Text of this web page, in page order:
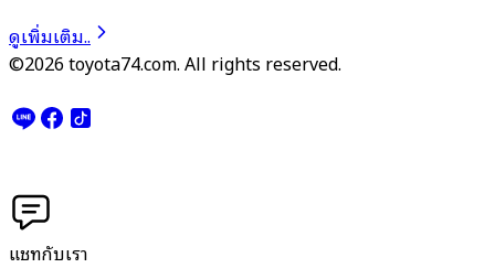
ดูเพิ่มเติม..
©2026 toyota74.com. All rights reserved.
แชทกับเรา